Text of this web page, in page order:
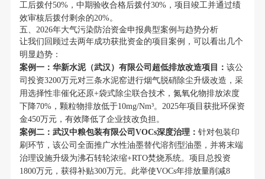
工后拨付50%，中期验收合格后拨付30%，项目竣工并通过绩
效审核后拨付剩余的20%。
五、2026年大气污染防治资金申报典型案例与趋势分析
让我们回顾过去两年成功获批资金的项目案例，可以看出几个
明显趋势：
案例一：华新水泥（武汉）有限公司超低排放改造项目： 该公
司投资3200万元对三条水泥窑进行烟气脱硝除尘升级改造，采
用选择性非催化还原+袋式除尘联合技术，氮氧化物排放浓度
下降70%，颗粒物排放低于10mg/Nm³。2025年项目获批环保资
金450万元，有效降低了企业技改负担。
案例二：武汉中粮包装有限公司VOCs深度治理： 针对包装印
刷环节，该公司全面推广水性油墨替代溶剂型油墨，并将末端
治理设施升级为沸石转轮浓缩+RTO焚烧系统。项目总投资
1800万元，获得补贴300万元。此举使VOCs年排放量削减8